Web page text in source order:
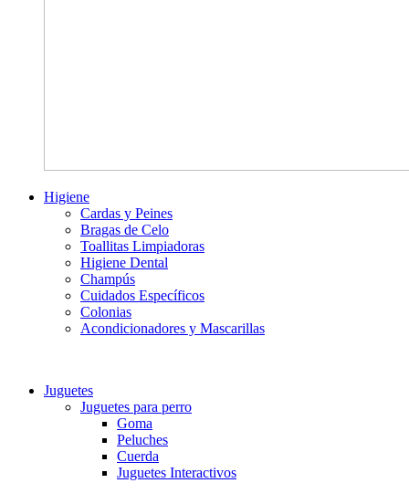
Higiene
Cardas y Peines
Bragas de Celo
Toallitas Limpiadoras
Higiene Dental
Champús
Cuidados Específicos
Colonias
Acondicionadores y Mascarillas
Juguetes
Juguetes para perro
Goma
Peluches
Cuerda
Juguetes Interactivos